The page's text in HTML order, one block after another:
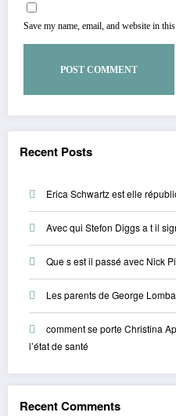
Save my name, email, and website in
Recent Posts
Erica Schwartz est elle
Avec qui Stefon Diggs a t il
Que s est il passé avec Nick
Les parents de George
comment se porte Christina
l’état de santé
Recent Comments